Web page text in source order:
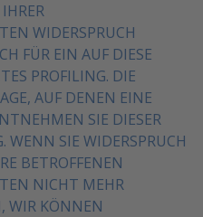
WIDERSPRUCH
FÜR EIN AUF DIESE
PROFILING. DIE
AUF DENEN EINE
SIE DIESER
WENN SIE WIDERSPRUCH
BETROFFENEN
NICHT MEHR
WIR KÖNNEN